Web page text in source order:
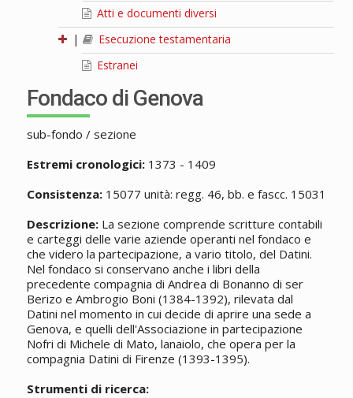
Atti e documenti diversi
|
Esecuzione testamentaria
Estranei
Fondaco di Genova
sub-fondo / sezione
Estremi cronologici:1373 - 1409
Consistenza:15077 unità: regg. 46, bb. e fascc. 15031
Descrizione:La sezione comprende scritture contabili
e carteggi delle varie aziende operanti nel fondaco e
che videro la partecipazione, a vario titolo, del Datini.
Nel fondaco si conservano anche i libri della
precedente compagnia di Andrea di Bonanno di ser
Berizo e Ambrogio Boni (1384-1392), rilevata dal
Datini nel momento in cui decide di aprire una sede a
Genova, e quelli dell'Associazione in partecipazione
Nofri di Michele di Mato, lanaiolo, che opera per la
compagnia Datini di Firenze (1393-1395).
Strumenti di ricerca: